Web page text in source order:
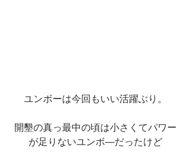
ユンボーは今回もいい活躍ぶり。
開墾の真っ最中の頃は小さくてパワー
が足りないユンボ―だったけど